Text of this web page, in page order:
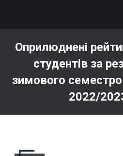
Оприлюднені
студентів за
зимового
2022/